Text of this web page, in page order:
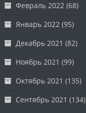
Февраль 2022 (68)
Январь 2022 (95)
Декабрь 2021 (82)
Ноябрь 2021 (99)
Октябрь 2021 (135)
Сентябрь 2021 (134)